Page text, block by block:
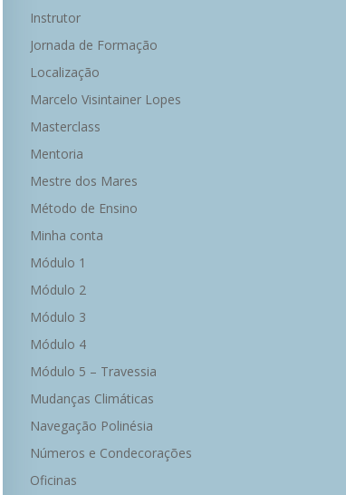
Instrutor
Jornada de Formação
Localização
Marcelo Visintainer Lopes
Masterclass
Mentoria
Mestre dos Mares
Método de Ensino
Minha conta
Módulo 1
Módulo 2
Módulo 3
Módulo 4
Módulo 5 – Travessia
Mudanças Climáticas
Navegação Polinésia
Números e Condecorações
Oficinas